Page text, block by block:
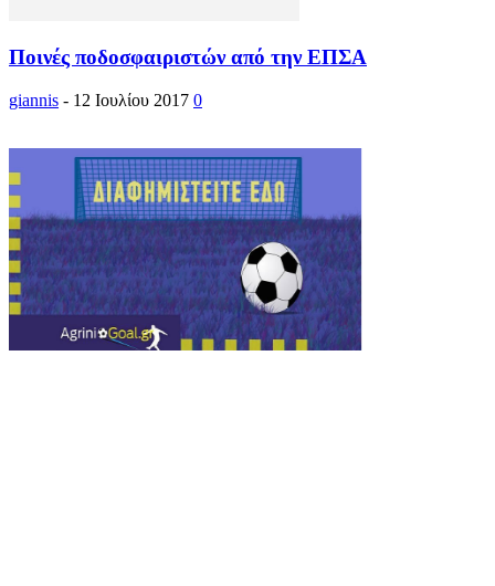
Ποινές ποδοσφαιριστών από την ΕΠΣΑ
giannis - 12 Ιουλίου 2017 0